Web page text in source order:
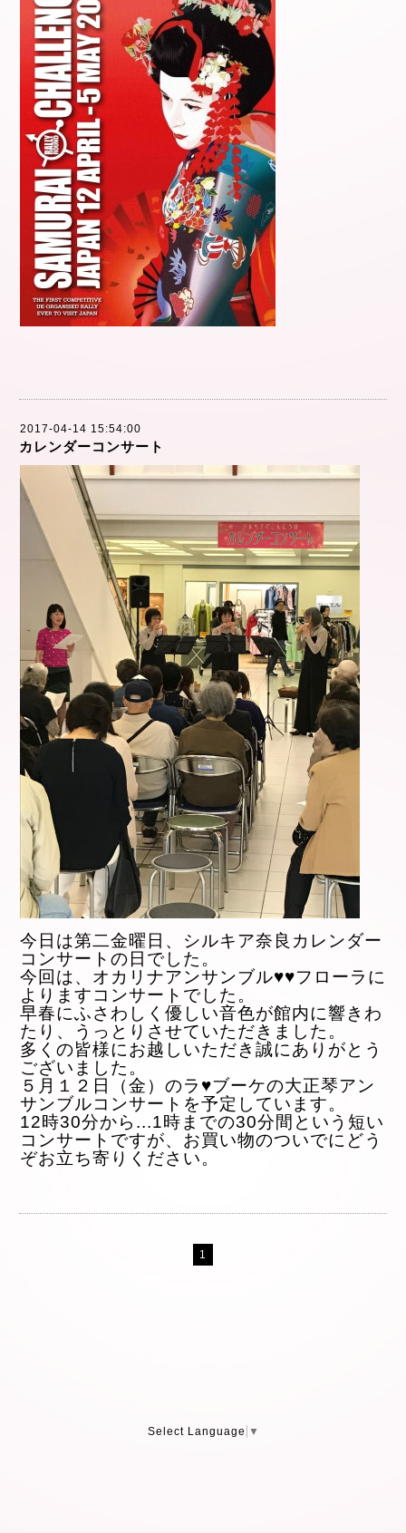
2017-04-14 15:54:00
カレンダーコンサート
今日は第二金曜日、シルキア奈良カレンダー
コンサートの日でした。
今回は、オカリナアンサンブル♥♥フローラに
よりますコンサートでした。
早春にふさわしく優しい音色が館内に響きわ
たり、うっとりさせていただきました。
多くの皆様にお越しいただき誠にありがとう
ございました。
５月１２日（金）のラ♥ブーケの大正琴アン
サンブルコンサートを予定しています。
12時30分から ...1時までの30分間という短い
コンサートですが、 お買い物のついでにどう
ぞお立ち寄りください。
1
Select Language ▼